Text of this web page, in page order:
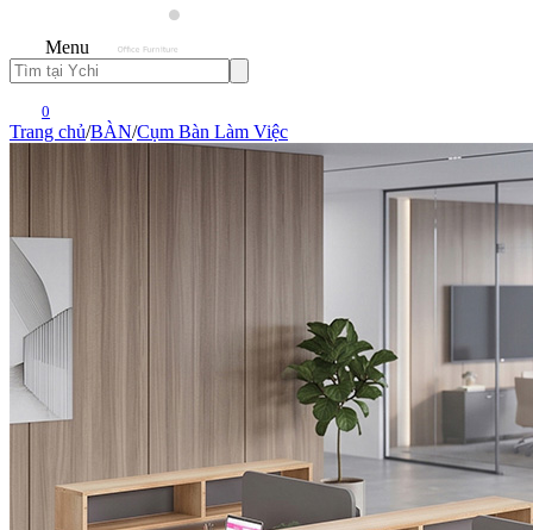
Menu
0
Trang chủ/BÀN/Cụm Bàn Làm Việc